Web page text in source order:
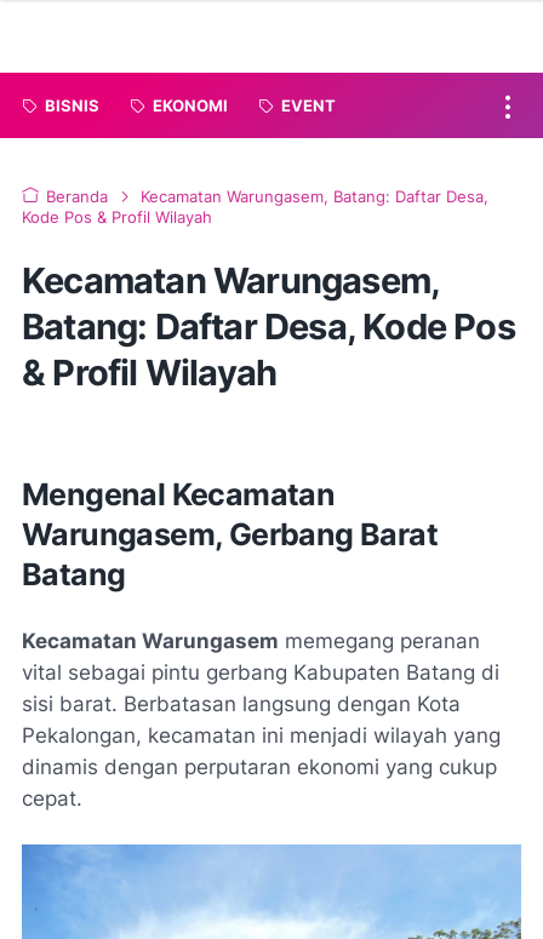
BISNIS EKONOMI EVENT
Beranda
Kecamatan Warungasem, Batang: Daftar Desa,
Kode Pos & Profil Wilayah
Kecamatan Warungasem,
Batang: Daftar Desa, Kode Pos
& Profil Wilayah
Mengenal Kecamatan
Warungasem, Gerbang Barat
Batang
Kecamatan Warungasem memegang peranan
vital sebagai pintu gerbang Kabupaten Batang di
sisi barat. Berbatasan langsung dengan Kota
Pekalongan, kecamatan ini menjadi wilayah yang
dinamis dengan perputaran ekonomi yang cukup
cepat.